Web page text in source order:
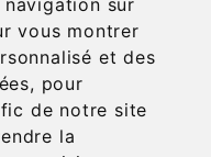
sur
vous montrer
et des
pour
de notre site
la
9h à 19h